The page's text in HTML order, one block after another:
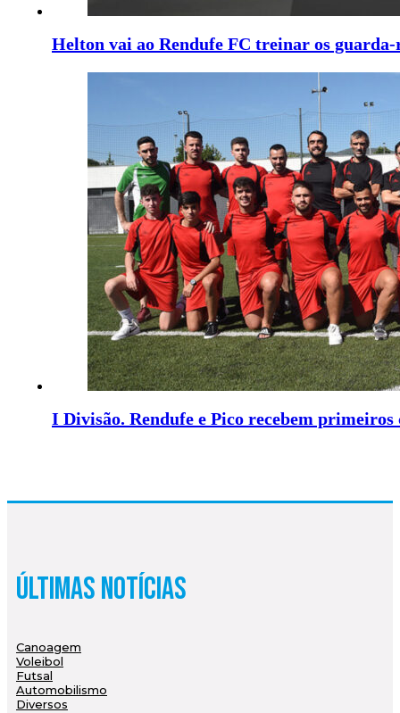
Helton vai ao Rendufe FC treinar os guarda-
I Divisão. Rendufe e Pico recebem primeiros
Últimas Notícias
Canoagem
Voleibol
Futsal
Automobilismo
Diversos